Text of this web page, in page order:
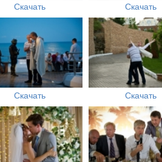
Скачать Скачать
Скачать Скачать